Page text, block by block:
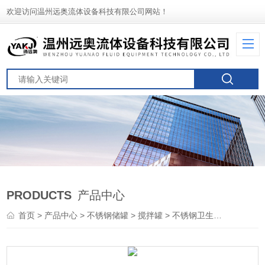
欢迎访问温州远奥流体设备科技有限公司网站！
PRODUCTS 产品中心
首页> 产品中心 >不锈钢储罐 >搅拌罐 > 不锈钢卫生级药物搅拌罐